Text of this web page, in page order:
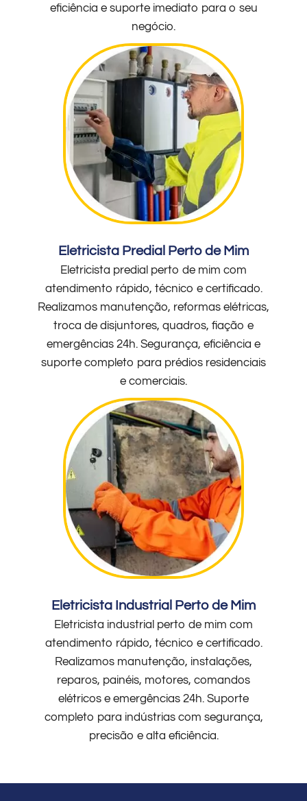
eficiência e suporte imediato para o seu
negócio.
Eletricista Predial Perto de Mim
Eletricista predial perto de mim com
atendimento rápido, técnico e certificado.
Realizamos manutenção, reformas elétricas,
troca de disjuntores, quadros, fiação e
emergências 24h. Segurança, eficiência e
suporte completo para prédios residenciais
e comerciais.
Eletricista Industrial Perto de Mim
Eletricista industrial perto de mim com
atendimento rápido, técnico e certificado.
Realizamos manutenção, instalações,
reparos, painéis, motores, comandos
elétricos e emergências 24h. Suporte
completo para indústrias com segurança,
precisão e alta eficiência.